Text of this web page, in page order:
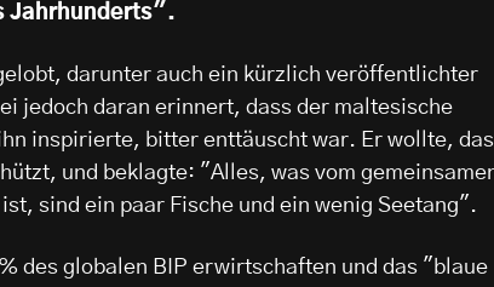
Jahrhunderts".
darunter auch ein kürzlich veröffentlichter
jedoch daran erinnert, dass der maltesische
inspirierte, bitter enttäuscht war. Er wollte,
und beklagte: "Alles, was vom
sind ein paar Fische und ein wenig Seetang".
des globalen BIP erwirtschaften und das "blaue